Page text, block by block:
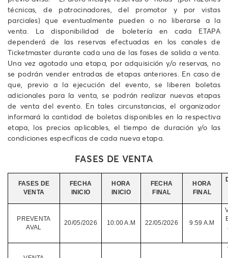
técnicas, de patrocinadores, del promotor y por vistas
parciales) que eventualmente pueden o no liberarse a la
venta. La disponibilidad de boletería en cada ETAPA
dependerá de las reservas efectuadas en los canales de
Ticketmaster durante cada una de las fases de salida a venta.
Una vez agotada una etapa, por adquisición y/o reservas, no
se podrán vender entradas de etapas anteriores. En caso de
que, previo a la ejecución del evento, se liberen boletas
adicionales para la venta, se podrán realizar nuevas etapas
de venta del evento. En tales circunstancias, el organizador
informará la cantidad de boletas disponibles en la respectiva
etapa, los precios aplicables, el tiempo de duración y/o las
condiciones específicas de cada nueva etapa.
FASES DE VENTA
FASES DE
VENTA
FECHA
INICIO
HORA
INICIO
FECHA
FINAL
HORA
FINAL
PREVENTA
AVAL
20/05/2026 10:00 A.M 22/05/2026 9:59 A.M